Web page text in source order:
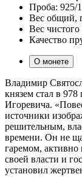
Проба: 925/
Вес общий,
Вес чистого
Качество
О монете
Владимир
князем стал в 978
Игоревича.
источники
решительным,
времени. Он не
гаремом, активно
своей власти и
установил